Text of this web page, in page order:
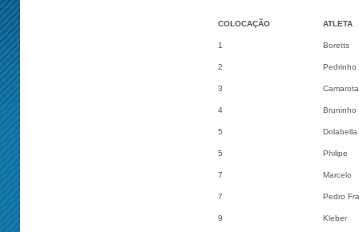
COLOCAÇÃO ATLETA
1 Boretts
2 Pedrinho
3 Camarota
4 Bruninho
5 Dolabella
5 Philipe
7 Marcelo
7 Pedro
9 Kleber